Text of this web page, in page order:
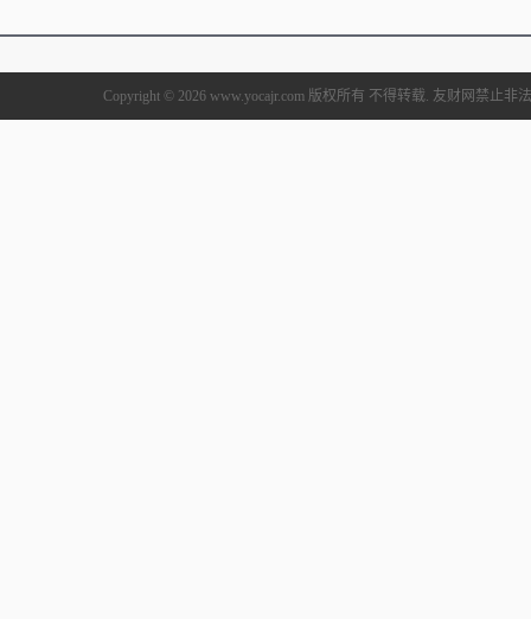
Copyright © 2026 www.yocajr.com 版权所有 不得转载. 友财网禁止非